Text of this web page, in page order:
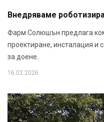
Внедряваме
Фарм Солюшън предлага
проектиране, инсталация и
за доене.
16.02.2026